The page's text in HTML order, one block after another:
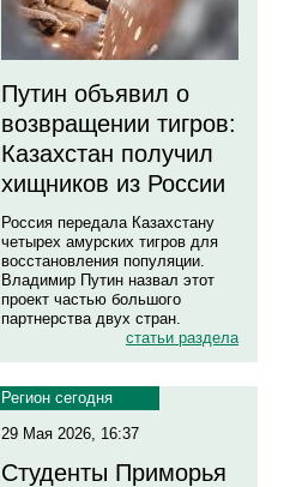
Путин объявил о
возвращении тигров:
Казахстан получил
хищников из России
Россия передала Казахстану
четырех амурских тигров для
восстановления популяции.
Владимир Путин назвал этот
проект частью большого
партнерства двух стран.
статьи раздела
Регион сегодня
29 Мая 2026, 16:37
Студенты Приморья